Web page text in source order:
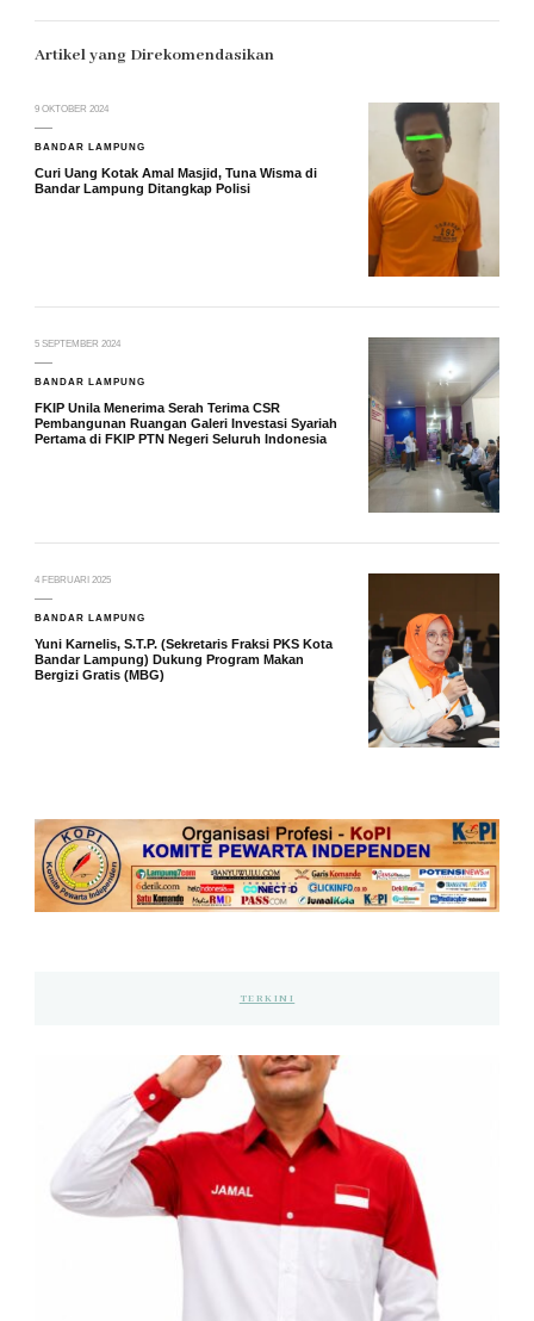
Artikel yang Direkomendasikan
9 OKTOBER 2024
BANDAR LAMPUNG
Curi Uang Kotak Amal Masjid, Tuna Wisma di
Bandar Lampung Ditangkap Polisi
5 SEPTEMBER 2024
BANDAR LAMPUNG
FKIP Unila Menerima Serah Terima CSR
Pembangunan Ruangan Galeri Investasi Syariah
Pertama di FKIP PTN Negeri Seluruh Indonesia
4 FEBRUARI 2025
BANDAR LAMPUNG
Yuni Karnelis, S.T.P. (Sekretaris Fraksi PKS Kota
Bandar Lampung) Dukung Program Makan
Bergizi Gratis (MBG)
TERKINI